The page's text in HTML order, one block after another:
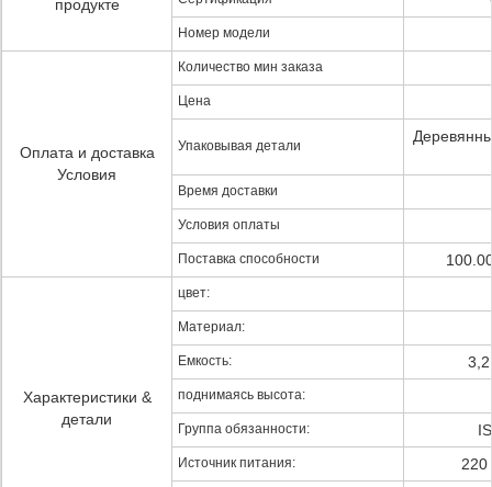
продукте
Номер модели
Оплата и доставка
Условия
Количество мин заказа
Цена
Упаковывая детали
Время доставки
Условия оплаты
Поставка способности
Характеристики &
детали
цвет:
Материал:
Емкость:
поднимаясь высота:
Группа обязанности:
Источник питания: 220